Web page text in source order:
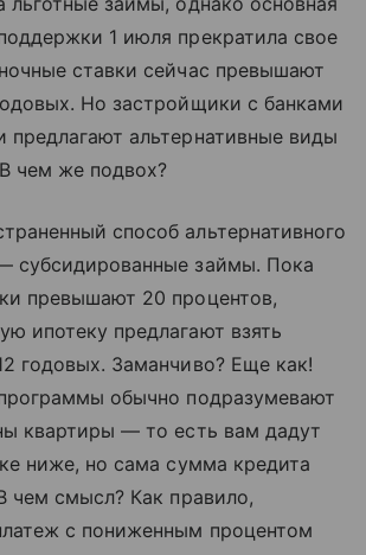
1 июля прекратила свое
ставки сейчас превышают
Но застройщики с банками
предлагают альтернативные виды
чем же подвох?
способ альтернативного
субсидированные займы. Пока
превышают 20 процентов,
ипотеку предлагают взять
годовых. Заманчиво? Еще как!
обычно подразумевают
квартиры — то есть вам дадут
ниже, но сама сумма кредита
чем смысл? Как правило,
с пониженным процентом